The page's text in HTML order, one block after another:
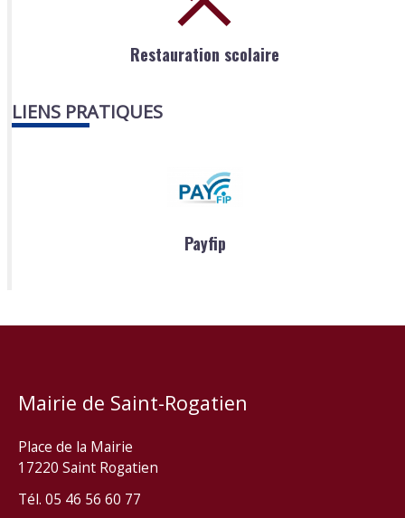
Restauration scolaire
LIENS PRATIQUES
Payfip
Mairie de Saint-Rogatien
Place de la Mairie
17220 Saint Rogatien
Tél. 05 46 56 60 77